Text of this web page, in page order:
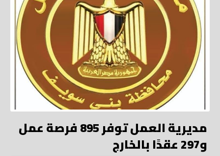
مديرية العمل توفر 895 فرصة عمل
و297 عقدًا بالخارج